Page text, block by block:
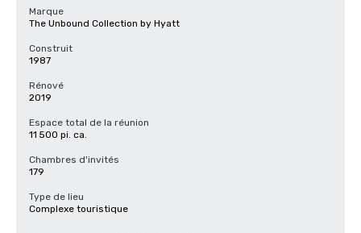
Marque
The Unbound Collection by Hyatt
Construit
1987
Rénové
2019
Espace total de la réunion
11 500 pi. ca.
Chambres d'invités
179
Type de lieu
Complexe touristique